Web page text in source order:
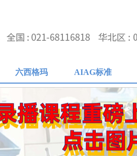
六西格玛 AIAG标准